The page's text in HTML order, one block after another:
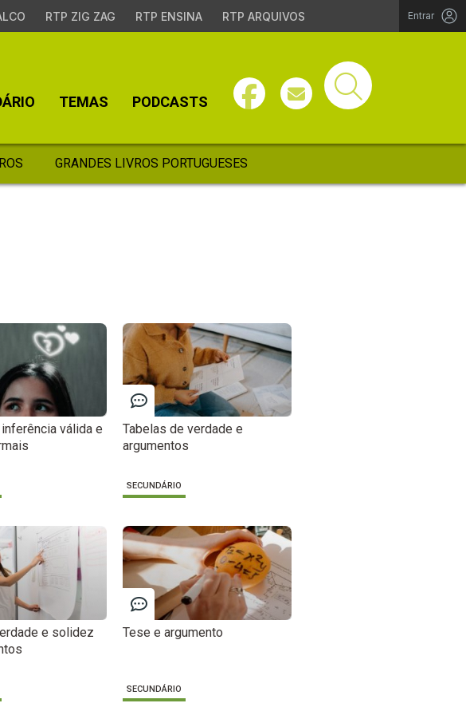
RTP ZIG ZAG RTP ENSINA RTP ARQUIVOS Entrar
TEMAS PODCASTS
GRANDES LIVROS PORTUGUESES
válida e
Tabelas de verdade e
argumentos
SECUNDÁRIO
e solidez
Tese e argumento
SECUNDÁRIO